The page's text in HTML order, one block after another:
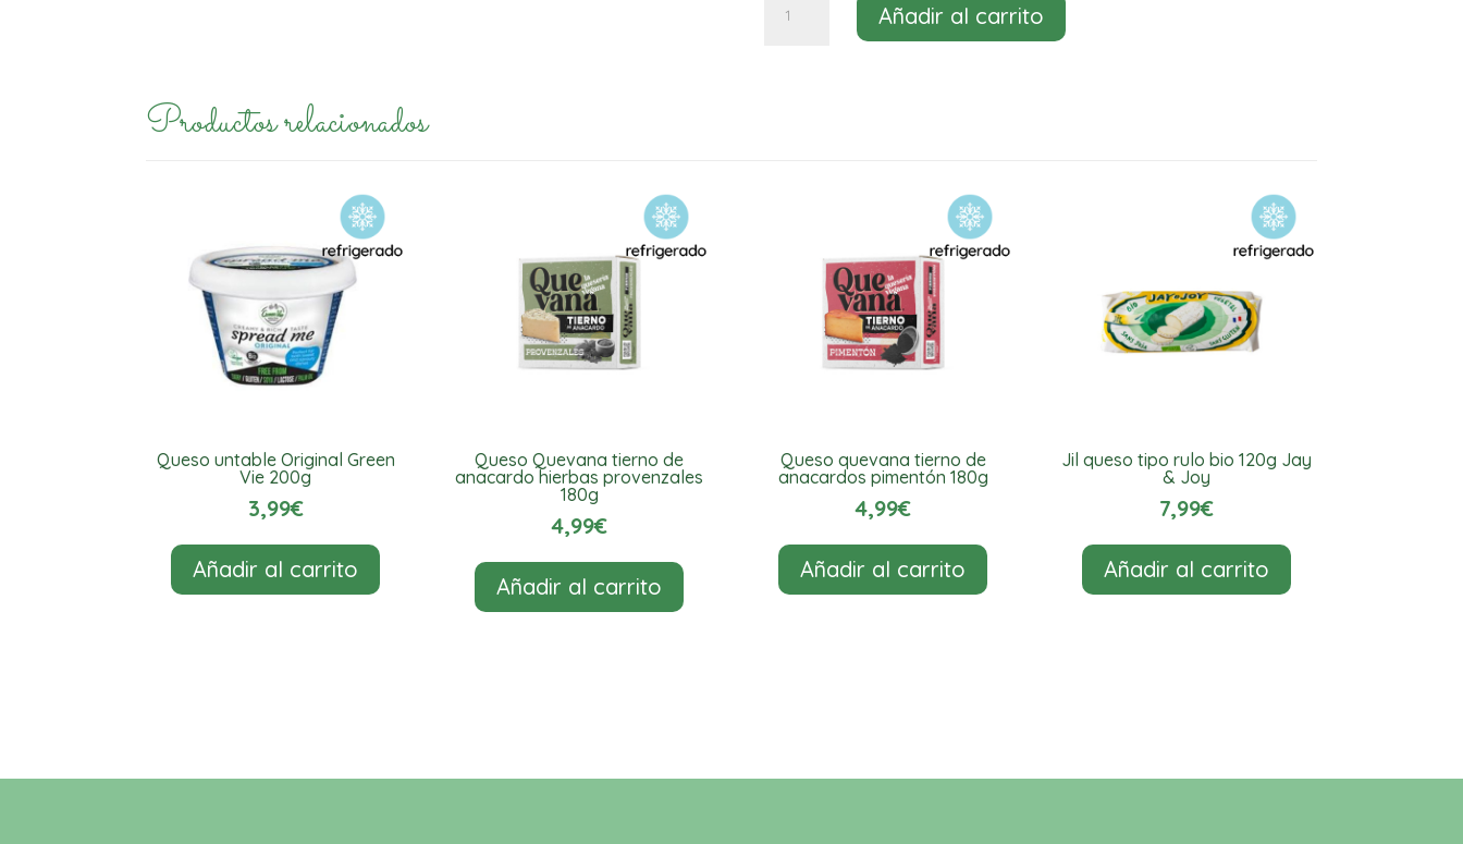
Añadir al carrito
Productos relacionados
Queso untable Original Green
Vie 200g
3,99€
Añadir al carrito
Queso Quevana tierno de
anacardo hierbas provenzales
180g
4,99€
Añadir al carrito
Queso quevana tierno de
anacardos pimentón 180g
4,99€
Añadir al carrito
Jil queso tipo rulo bio 120g Jay
& Joy
7,99€
Añadir al carrito